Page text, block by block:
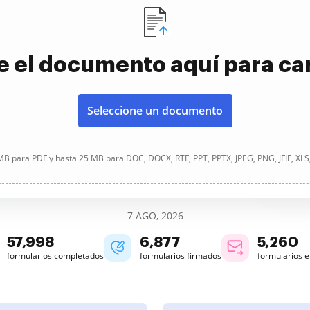
el documento aquí para
Seleccione un documento
para PDF y hasta 25 MB para DOC, DOCX, RTF, PPT, PPTX, JPEG, PNG, JFIF,
7 AGO, 2026
57,998
formularios completados
6,877
formularios firmados
5,260
formularios